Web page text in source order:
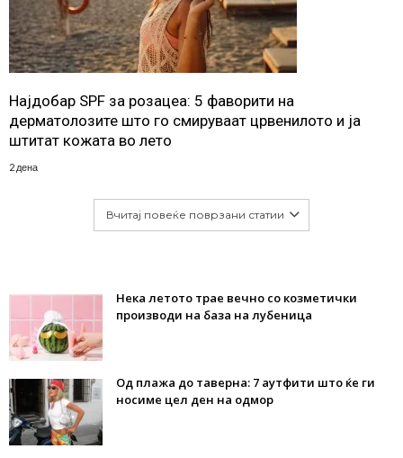
Најдобар SPF за розацеа: 5 фаворити на
дерматолозите што го смируваат црвенилото и ја
штитат кожата во лето
2 дена
Вчитај повеќе поврзани статии
Нека летото трае вечно со козметички
производи на база на лубеница
Од плажа до таверна: 7 аутфити што ќе ги
носиме цел ден на одмор